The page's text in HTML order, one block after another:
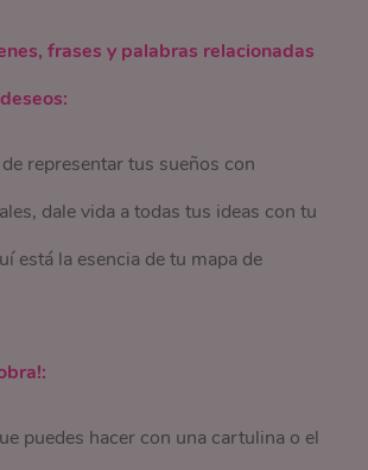
frases y palabras relacionadas
representar tus sueños con
dale vida a todas tus ideas con tu
está la esencia de tu mapa de
puedes hacer con una cartulina o el